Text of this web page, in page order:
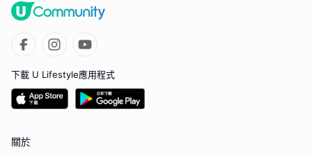
下載 U Lifestyle應用程式
關於